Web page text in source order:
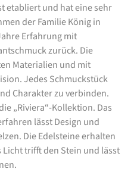
etabliert und hat eine sehr
der Familie König in
Erfahrung mit
zurück. Die
Materialien und mit
Jedes Schmuckstück
Charakter zu verbinden.
„Riviera“-Kollektion. Das
lässt Design und
Die Edelsteine erhalten
Licht trifft den Stein und lässt